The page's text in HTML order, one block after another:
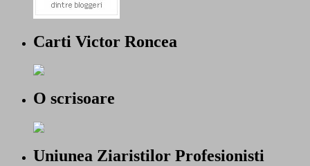
Carti Victor Roncea
O scrisoare
Uniunea Ziaristilor Profesionisti